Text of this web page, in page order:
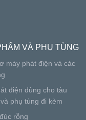
VÀ PHỤ TÙNG
máy phát điện và các
điện dùng cho tàu
phụ tùng đi kèm
rỗng